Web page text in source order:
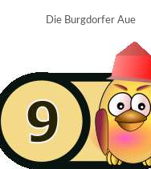
Die Burgdorfer Aue